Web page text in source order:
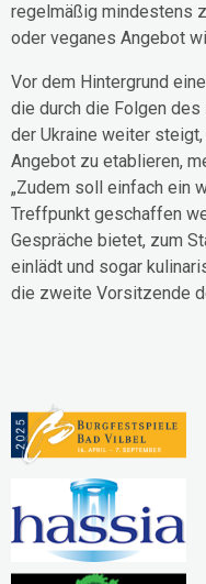
regelmäßig mindestens
oder veganes Angebot
Vor dem Hintergrund
die durch die Folgen
der Ukraine weiter
Angebot zu etablieren,
„Zudem soll einfach ein
Treffpunkt geschaffen
Gespräche bietet, zum
einlädt und sogar
die zweite Vorsitzende